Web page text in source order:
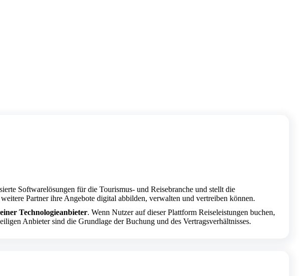
Softwarelösungen für die Tourismus- und Reisebranche und stellt die
Partner ihre Angebote digital abbilden, verwalten und vertreiben können.
Technologieanbieter. Wenn Nutzer auf dieser Plattform Reiseleistungen buchen,
Anbieter sind die Grundlage der Buchung und des Vertragsverhältnisses.